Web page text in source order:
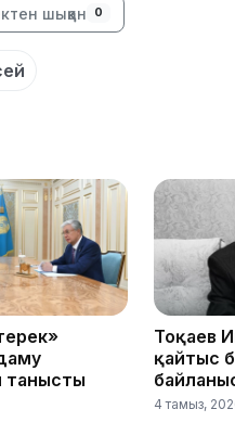
шыққан 0
Тоқаев
қайтыс
4 тамыз,